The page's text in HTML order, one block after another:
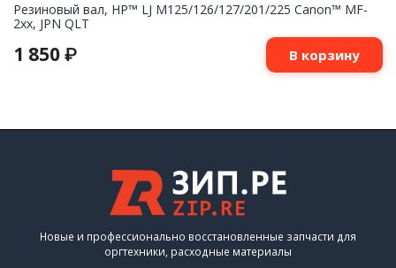
Резиновый вал, HP™ LJ M125/126/127/201/225 Canon™ MF-
2xx, JPN QLT
1 850 ₽ В корзину
Новые и профессионально восстановленные запчасти для
оргтехники, расходные материалы